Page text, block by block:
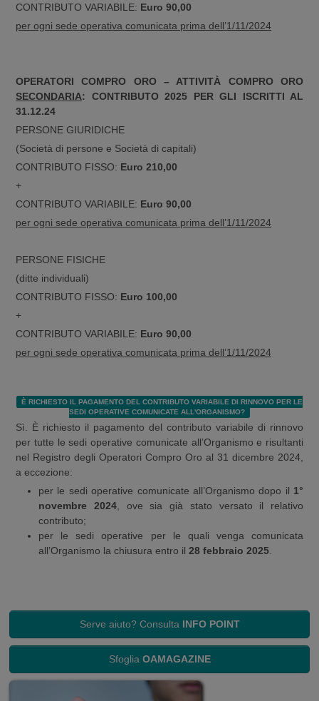
CONTRIBUTO VARIABILE: Euro 90,00
per ogni sede operativa comunicata prima dell’1/11/2024
OPERATORI COMPRO ORO – ATTIVITÀ COMPRO ORO
SECONDARIA: CONTRIBUTO 2025 PER GLI ISCRITTI AL
31.12.24
PERSONE GIURIDICHE
(Società di persone e Società di capitali)
CONTRIBUTO FISSO: Euro 210,00
+
CONTRIBUTO VARIABILE: Euro 90,00
per ogni sede operativa comunicata prima dell’1/11/2024
PERSONE FISICHE
(ditte individuali)
CONTRIBUTO FISSO: Euro 100,00
+
CONTRIBUTO VARIABILE: Euro 90,00
per ogni sede operativa comunicata prima dell’1/11/2024
È RICHIESTO IL PAGAMENTO DEL CONTRIBUTO VARIABILE DI RINNOVO PER LE
SEDI OPERATIVE COMUNICATE ALL'ORGANISMO?
Sì. È richiesto il pagamento del contributo variabile di rinnovo
per tutte le sedi operative comunicate all’Organismo e risultanti
nel Registro degli Operatori Compro Oro al 31 dicembre 2024,
a eccezione:
per le sedi operative comunicate all’Organismo dopo il 1°
novembre 2024, ove sia già stato versato il relativo
contributo;
per le sedi operative per le quali venga comunicata
all’Organismo la chiusura entro il 28 febbraio 2025
Serve aiuto? Consulta INFO POINT
Sfoglia OAMAGAZINE